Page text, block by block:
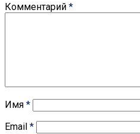
Комментарий *
Имя *
Email *